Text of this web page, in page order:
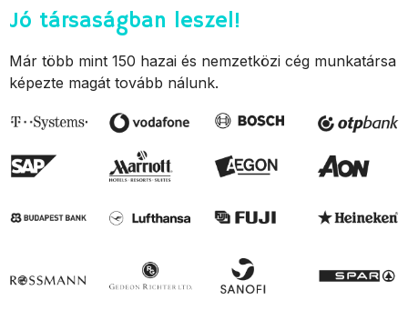
Jó társaságban leszel!
Már több mint 150 hazai és nemzetközi cég munkatársa
képezte magát tovább nálunk.